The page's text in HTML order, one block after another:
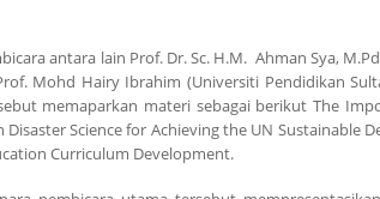
antara lain Prof. Dr. Sc. H.M. Ahman Sya,
Mohd Hairy Ibrahim (Universiti Pendidikan
memaparkan materi sebagai berikut The
Science for Achieving the UN Sustainable
Curriculum Development.